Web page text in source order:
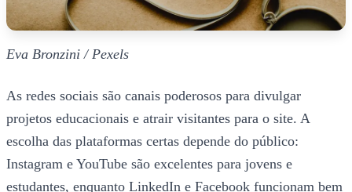
Eva Bronzini / Pexels
As redes sociais são canais poderosos para divulgar
projetos educacionais e atrair visitantes para o site. A
escolha das plataformas certas depende do público:
Instagram e YouTube são excelentes para jovens e
estudantes, enquanto LinkedIn e Facebook funcionam bem